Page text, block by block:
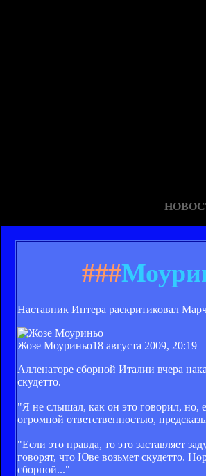
###
Наставник Интера раскритиковал
Жозе Моуриньо18 августа 2009, 20:19
Алленаторе сборной Италии вчера
скудетто.
"Я не слышал, как он это говорил, но,
огромной ответственностью,
"Если это правда, то это заставляет
говорят, что Юве возьмет скудетто.
сборной..."